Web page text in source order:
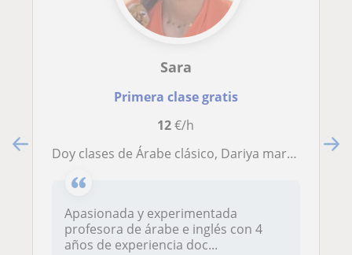
Sara
Primera clase gratis
12€/h
Doy clases de Árabe clásico, Dariya marroquí, Inglés y Traducción
Apasionada y experimentada
profesora de árabe e inglés con 4
años de experiencia doc...